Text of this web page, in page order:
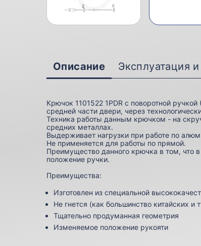
Описание Эксплуатация
Крючок 1101522 1PDR с поворотной
средней части двери, через
Техника работы данным крючком - на
средних металлах.
Выдерживает нагрузки при работе по
Не применяется для работы по прямой.
Преимущество данного крючка в том, что
положение ручки.
Преимущества:
Изготовлен из специальной
Не гнется (как большинство китайских и
Тщательно продуманная геометрия
Изменяемое положение рукояти